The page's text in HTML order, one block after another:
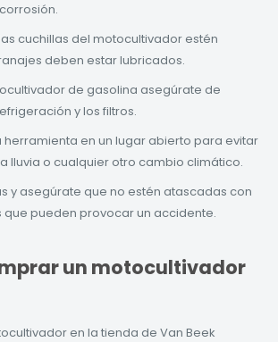
cuchillas del motocultivador estén
deben estar lubricados.
de gasolina asegúrate de
y los filtros.
herramienta en un lugar abierto para evitar
lluvia o cualquier otro cambio climático.
y asegúrate que no estén atascadas con
pueden provocar un accidente.
un motocultivador
en la tienda de Van Beek